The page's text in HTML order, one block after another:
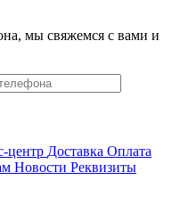
мы свяжемся с вами и
центр Доставка Оплата
Новости Реквизиты